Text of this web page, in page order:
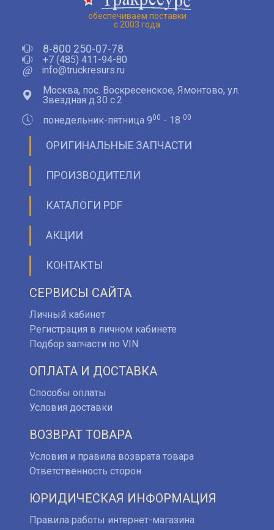
обеспечиваем поставки
с 2003 года
8-800 250-07-78
+7 (485) 411-94-80
@
info@truckresurs.ru
Москва, пос. Воскресенское, Ямонтово, ул.
Звездная д.30 с.2
понедельник-пятница 900 - 18 00
ОРИГИНАЛЬНЫЕ ЗАПЧАСТИ
ПРОИЗВОДИТЕЛИ
КАТАЛОГИ PDF
АКЦИИ
КОНТАКТЫ
СЕРВИСЫ САЙТА
Личный кабинет
Регистрация в личном кабинете
Подбор запчасти по VIN
ОПЛАТА И ДОСТАВКА
Способы оплаты
Условия доставки
ВОЗВРАТ ТОВАРА
Условия и правила возврата товара
Ответственность сторон
ЮРИДИЧЕСКАЯ ИНФОРМАЦИЯ
Правила работы интернет-магазина